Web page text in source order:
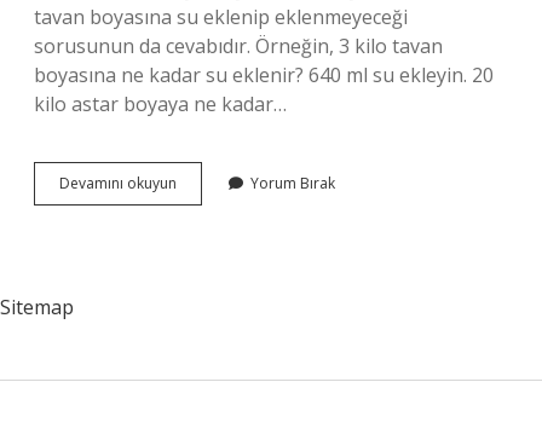
tavan boyasına su eklenip eklenmeyeceği
sorusunun da cevabıdır. Örneğin, 3 kilo tavan
boyasına ne kadar su eklenir? 640 ml su ekleyin. 20
kilo astar boyaya ne kadar…
Devamını okuyun
Cephe
Yorum Bırak
Sitemap